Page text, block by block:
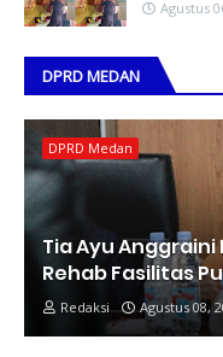
Agustus
DPRD MEDAN
DPRD Medan
Tia Ayu Anggraini
Rehab Fasilitas
Redaksi Agustus 08,